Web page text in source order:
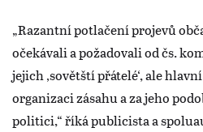
„Razantní potlačení projevů
očekávali a požadovali od čs.
jejich ‚sovětští přátelé‘, ale
organizaci zásahu a za jeho
politici,“ říká publicista a